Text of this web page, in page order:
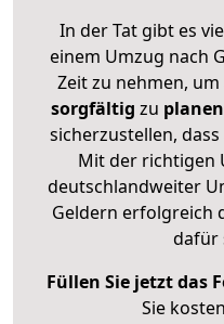
In der Tat gibt es
einem Umzug nach
Zeit zu nehmen,
sorgfältig zu planen
sicherzustellen,
Mit der richtigen
deutschlandweiter
Geldern erfolgreich
dafür
Füllen Sie jetzt das
Sie